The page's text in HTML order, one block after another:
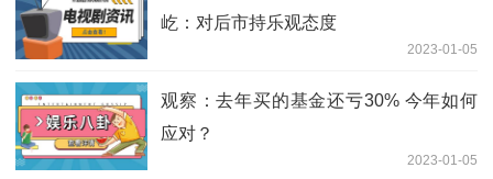
屹：对后市持乐观态度
2023-01-05
观察：去年买的基金还亏30% 今年如何
应对？
2023-01-05